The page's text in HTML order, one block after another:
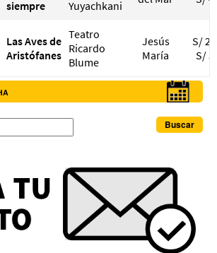
siempre
Yuyachkani
Las Aves de
Aristófanes
Teatro
Ricardo
Blume
Jesús
María
S/
S/